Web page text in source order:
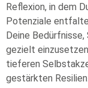
Reflexion, in dem
Potenziale
Deine
gezielt
tieferen
gestärkten